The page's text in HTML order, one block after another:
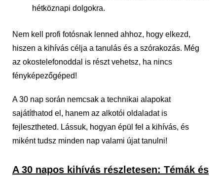
hétköznapi dolgokra.
Nem kell profi fotósnak lenned ahhoz, hogy elkezd,
hiszen a kihívás célja a tanulás és a szórakozás. Még
az okostelefonoddal is részt vehetsz, ha nincs
fényképezőgéped!
A 30 nap során nemcsak a technikai alapokat
sajátíthatod el, hanem az alkotói oldaladat is
fejlesztheted. Lássuk, hogyan épül fel a kihívás, és
miként tudsz minden nap valami újat tanulni!
A 30 napos kihívás részletesen: Témák és